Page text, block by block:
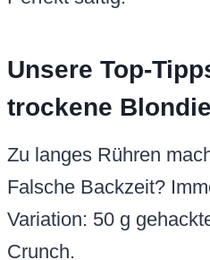
skippen, gebräunte
saftig boosten.
Perfekte
In luftdichter Box bis 5
Gefrieren? In Folie
Auftauen bei